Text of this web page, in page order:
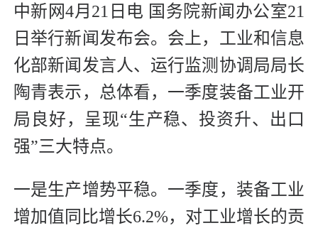
中新网4月21日电 国务院新闻办公室21
日举行新闻发布会。会上，工业和信息
化部新闻发言人、运行监测协调局局长
陶青表示，总体看，一季度装备工业开
局良好，呈现“生产稳、投资升、出口
强”三大特点。
一是生产增势平稳。一季度，装备工业
增加值同比增长6.2%，对工业增长的贡